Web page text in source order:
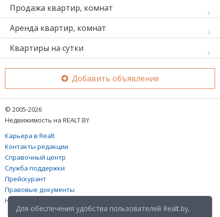
Продажа квартир, комнат
Аренда квартир, комнат
Квартиры на сутки
Добавить объявление
© 2005-2026
Недвижимость на REALT.BY
Карьера в Realt
Контакты редакции
Справочный центр
Служба поддержки
Прейскурант
Правовые документы
Настройка файлов cookies
Для обеспечения удобства пользователей Realt.by,